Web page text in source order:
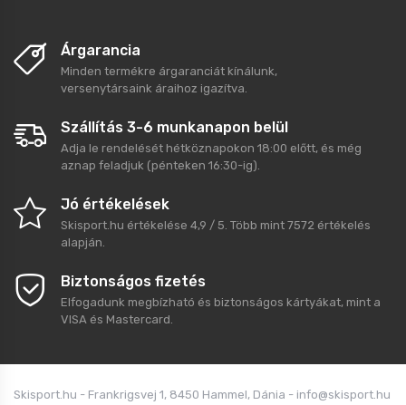
Árgarancia
Minden termékre árgaranciát kínálunk,
versenytársaink áraihoz igazítva.
Szállítás 3-6 munkanapon belül
Adja le rendelését hétköznapokon 18:00 előtt, és még
aznap feladjuk (pénteken 16:30-ig).
Jó értékelések
Skisport.hu értékelése 4,9 / 5. Több mint 7572 értékelés
alapján.
Biztonságos fizetés
Elfogadunk megbízható és biztonságos kártyákat, mint a
VISA és Mastercard.
Skisport.hu - Frankrigsvej 1, 8450 Hammel, Dánia - info@skisport.hu